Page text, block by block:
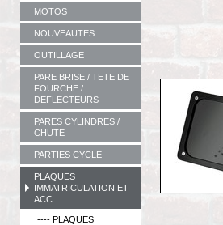
MOTOS
NOUVEAUTES
OUTILLAGE
PARE BRISE / TETE DE
FOURCHE /
DEFLECTEURS
PARES CYLINDRES /
CHUTE
PARTIES CYCLE
PLAQUES
IMMATRICULATION ET
ACC
---- PLAQUES